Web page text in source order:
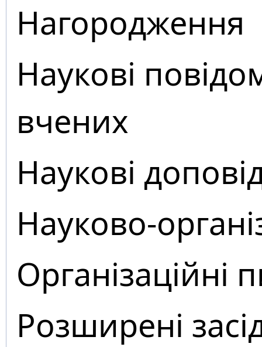
Нагородження
Наукові
вчених
Наукові
Науково-
Організаційні
Розширені